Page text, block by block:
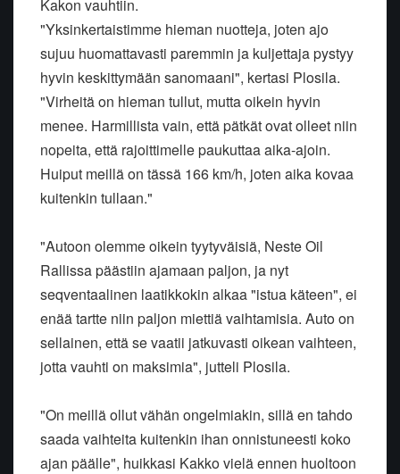
Kakon vauhtiin.
"Yksinkertaistimme hieman nuotteja, joten ajo
sujuu huomattavasti paremmin ja kuljettaja pystyy
hyvin keskittymään sanomaani", kertasi Plosila.
"Virheitä on hieman tullut, mutta oikein hyvin
menee. Harmillista vain, että pätkät ovat olleet niin
nopeita, että rajoittimelle paukuttaa aika-ajoin.
Huiput meillä on tässä 166 km/h, joten aika kovaa
kuitenkin tullaan."
"Autoon olemme oikein tyytyväisiä, Neste Oil
Rallissa päästiin ajamaan paljon, ja nyt
seqventaalinen laatikkokin alkaa "istua käteen", ei
enää tartte niin paljon miettiä vaihtamisia. Auto on
sellainen, että se vaatii jatkuvasti oikean vaihteen,
jotta vauhti on maksimia", jutteli Plosila.
"On meillä ollut vähän ongelmiakin, sillä en tahdo
saada vaihteita kuitenkin ihan onnistuneesti koko
ajan päälle", huikkasi Kakko vielä ennen huoltoon